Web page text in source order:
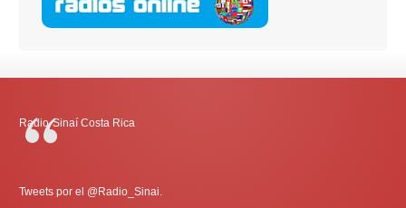
Radio-Sinaí Costa Rica
Tweets por el @Radio_Sinai.